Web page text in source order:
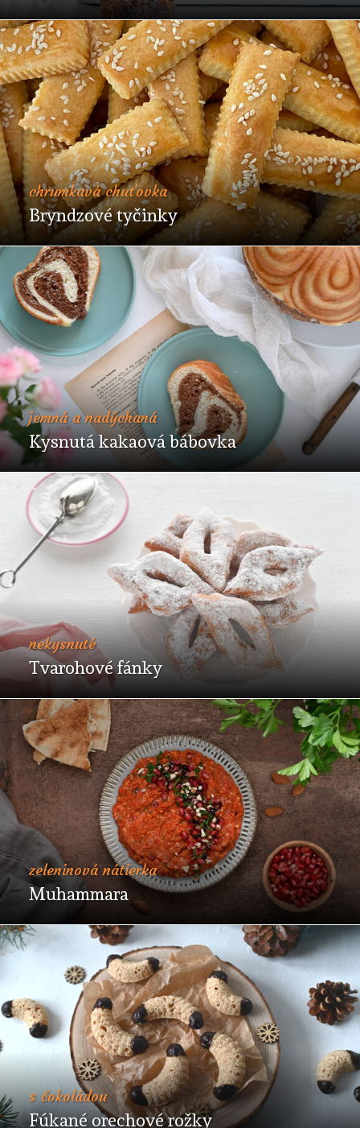
chrumkavá chuťovka
Bryndzové tyčinky
jemná a nadýchaná
Kysnutá kakaová bábovka
nekysnuté
Tvarohové fánky
zeleninová nátierka
Muhammara
s čokoládou
Fúkané orechové rožky